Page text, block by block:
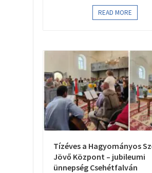
READ MORE
Tízéves a Hagyományos
Jövő Központ – jubileumi
ünnepség Csehétfalván